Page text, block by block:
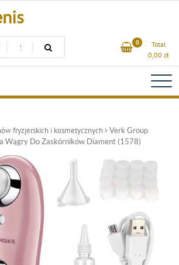
0
Total
0,00 zł
fryzjerskich i kosmetycznych
Verk Group
Wągry Do Zaskórników Diament (1578)